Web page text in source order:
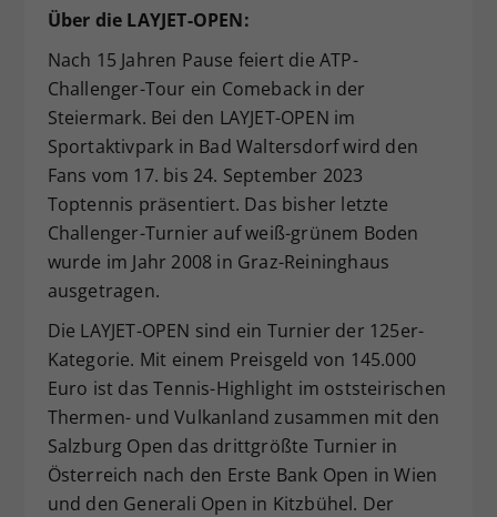
Über die LAYJET-OPEN:
Nach 15 Jahren Pause feiert die ATP-
Challenger-Tour ein Comeback in der
Steiermark. Bei den LAYJET-OPEN im
Sportaktivpark in Bad Waltersdorf wird den
Fans vom 17. bis 24. September 2023
Toptennis präsentiert. Das bisher letzte
Challenger-Turnier auf weiß-grünem Boden
wurde im Jahr 2008 in Graz-Reininghaus
ausgetragen.
Die LAYJET-OPEN sind ein Turnier der 125er-
Kategorie. Mit einem Preisgeld von 145.000
Euro ist das Tennis-Highlight im oststeirischen
Thermen- und Vulkanland zusammen mit den
Salzburg Open das drittgrößte Turnier in
Österreich nach den Erste Bank Open in Wien
und den Generali Open in Kitzbühel. Der